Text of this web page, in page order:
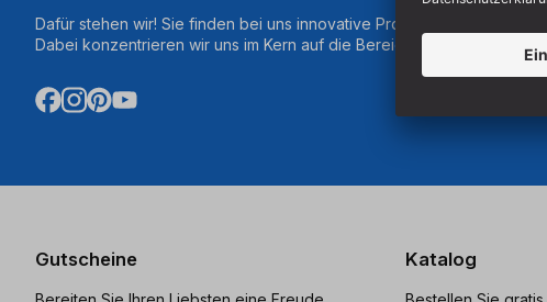
Dafür stehen wir! Sie finden bei uns innovative Produkte aus der
Dabei konzentrieren wir uns im Kern auf die Bereiche Fräsen, Sägen
Gutscheine Katalog